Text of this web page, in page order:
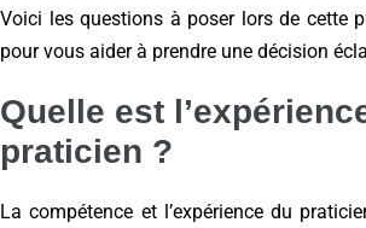
Voici les questions à poser lors de cette
pour vous aider à prendre une décision
Quelle est
praticien ?
La compétence et l’expérience du